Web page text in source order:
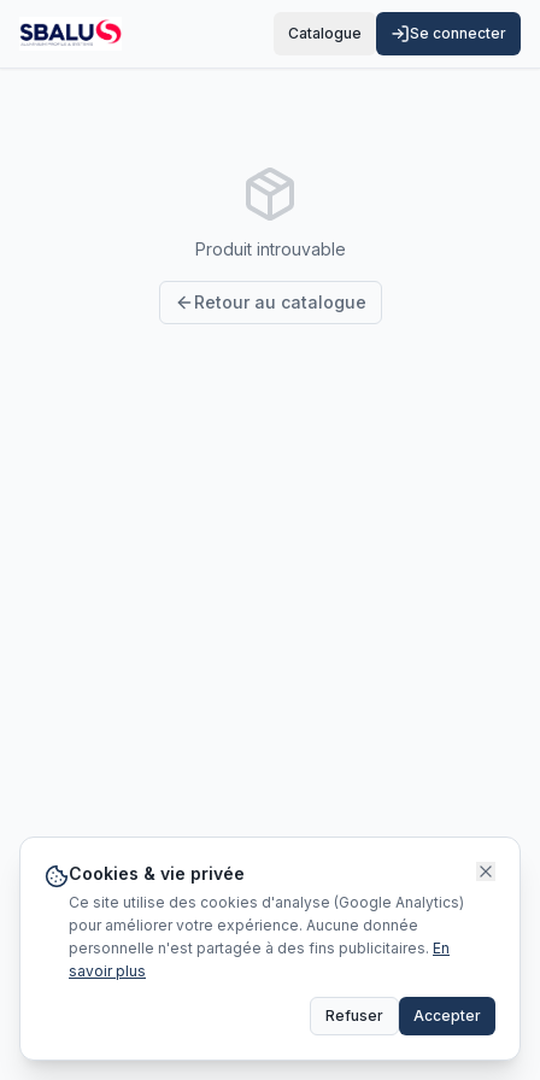
Catalogue Se connecter
Produit introuvable
Retour au catalogue
Cookies & vie privée
Ce site utilise des cookies d'analyse (Google Analytics)
pour améliorer votre expérience. Aucune donnée
personnelle n'est partagée à des fins publicitaires. En
savoir plus
Refuser Accepter